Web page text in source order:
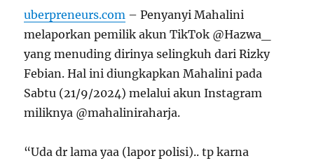
uberpreneurs.com – Penyanyi Mahalini
melaporkan pemilik akun TikTok @Hazwa_
yang menuding dirinya selingkuh dari Rizky
Febian. Hal ini diungkapkan Mahalini pada
Sabtu (21/9/2024) melalui akun Instagram
miliknya @mahaliniraharja.
“Uda dr lama yaa (lapor polisi).. tp karna